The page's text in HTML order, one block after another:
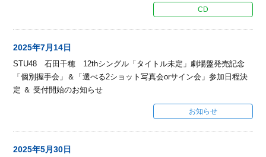
CD
2025年7月14日
STU48 石田千穂 12thシングル「タイトル未定」劇場盤発売記念
「個別握手会」＆「選べる2ショット写真会orサイン会」参加日程決
定 ＆ 受付開始のお知らせ
お知らせ
2025年5月30日